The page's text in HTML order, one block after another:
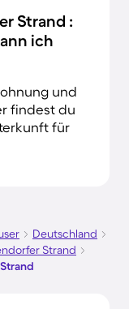
Strand :
ich
und
findest du
für
Deutschland
Strand